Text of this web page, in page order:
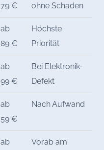
79 €
ohne Schaden
ab
89 €
Höchste
Priorität
ab
99 €
Bei Elektronik-
Defekt
ab
59 €
Nach Aufwand
ab Vorab am